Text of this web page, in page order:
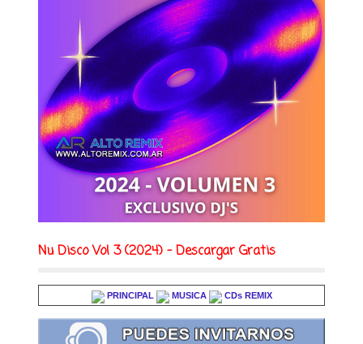
Nu Disco Vol 3 (2024) - Descargar Gratis
PRINCIPAL MUSICA CDs REMIX